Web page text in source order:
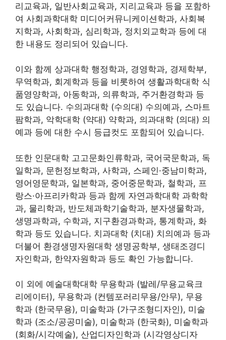
리교육과, 일반사회교육과, 지리교육과 등을 포함하
여 사회과학대학 미디어커뮤니케이션학과, 사회복
지학과, 사회학과, 심리학과, 정치외교학과 등에 대
한 내용도 정리되어 있습니다.
이와 함께 상과대학 행정학과, 경영학과, 경제학부,
무역학과, 회계학과 등을 비롯하여 생활과학대학 식
품영양학과, 아동학과, 의류학과, 주거환경학과 등
도 있습니다. 수의과대학 (수의대) 수의예과, 스마트
팜학과, 악학대학 (약대) 약학과, 의과대학 (의대) 의
예과 등에 대한 수시 등급컷도 포함되어 있습니다.
또한 인문대학 고고문화인류학과, 국어국문학과, 독
일학과, 문헌정보학과, 사학과, 스페인·중남미학과,
영어영문학과, 일본학과, 중어중문학과, 철학과, 프
랑스·아프리카학과 등과 함께 자연과학대학 과학학
과, 물리학과, 반도체과학기술학과, 분자생물학과,
생명과학과, 수학과, 지구환경과학과, 통계학과, 화
학과 등도 있습니다. 치과대학 (치대) 치의예과 등과
더불어 환경생명자원대학 생명공학부, 생태조경디
자인학과, 한약자원학과 등도 확인 가능합니다.
이 외에 예술대학대학 무용학과 (발레/무용교육크
리에이터), 무용학과 (컨템포러리무용/안무), 무용
학과 (한국무용), 미술학과 (가구조형디자인), 미술
학과 (조소/공공미술), 미술학과 (한국화), 미술학과
(회화/시각예술), 산업디자인학과 (시각영상디자